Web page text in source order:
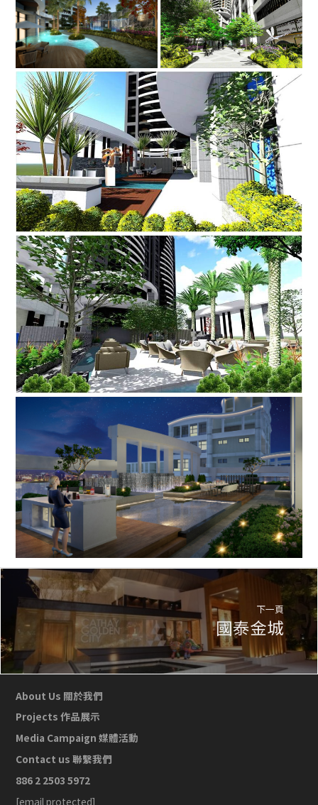
下一頁
國泰金城
About Us 關於我們
Projects 作品展示
Media Campaign 媒體活動
Contact us 聯繫我們
886 2 2503 5972
[email protected]